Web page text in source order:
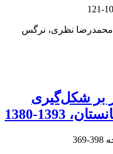
محمدرضا نظری، نرگس
بر شکل‌گیری
1380
398-369